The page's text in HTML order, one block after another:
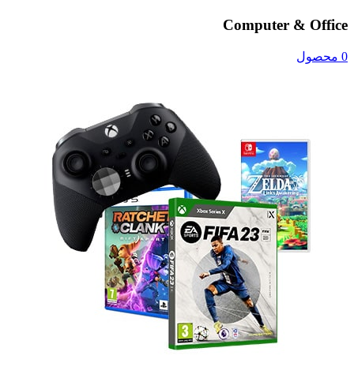
Computer & Office
0 محصول